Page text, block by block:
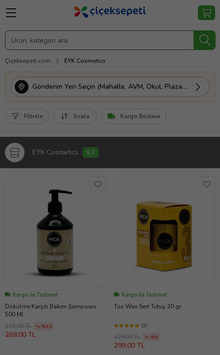
Çiçeksepeti.com EYK Cosmetics
Gönderim Yeri Seçin (Mahalle, AVM, Okul, Plaza vs.)
Filtrele Sırala Kargo Bedava
EYK Cosmetics 9,3
Kargo ile Teslimat
Dökülme Karşıtı Bakım Şampuanı
500 Ml
319,00 TL
%16
269,00 TL
Kargo ile Teslimat
Toz Wax Sert Tutuş 20 gr
(2)
329,00 TL %9
299,00 TL